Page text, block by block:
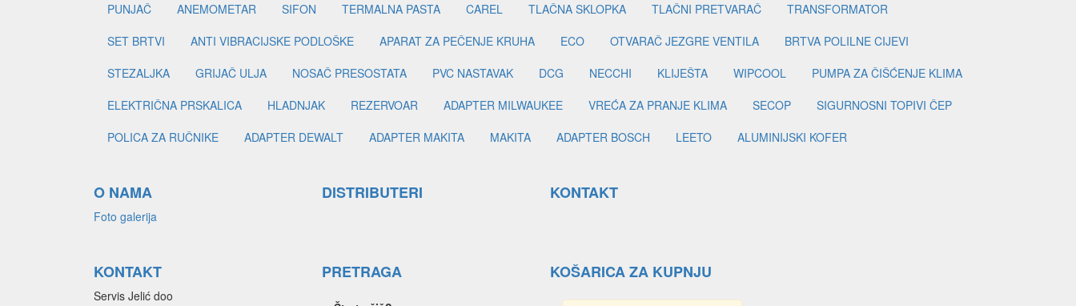
PUNJAČ
ANEMOMETAR SIFON TERMALNA PASTA CAREL TLAČNA SKLOPKA TLAČNI PRETVARAČ
TRANSFORMATOR
SET BRTVI
ANTI VIBRACIJSKE PODLOŠKE APARAT ZA PEČENJE KRUHA ECO OTVARAČ JEZGRE VENTILA
BRTVA POLILNE CIJEVI
STEZALJKA
GRIJAČ ULJA NOSAČ PRESOSTATA PVC NASTAVAK DCG NECCHI KLIJEŠTA WIPCOOL
PUMPA ZA ČIŠĆENJE KLIMA
ELEKTRIČNA PRSKALICA
HLADNJAK REZERVOAR ADAPTER MILWAUKEE VREĆA ZA PRANJE KLIMA SECOP
SIGURNOSNI TOPIVI ČEP
POLICA ZA RUČNIKE
ADAPTER DEWALT ADAPTER MAKITA MAKITA ADAPTER BOSCH LEETO ALUMINIJSKI KOFER
O NAMA
Foto galerija
DISTRIBUTERI KONTAKT
KONTAKT
Servis Jelić doo
PRETRAGA KOŠARICA ZA KUPNJU